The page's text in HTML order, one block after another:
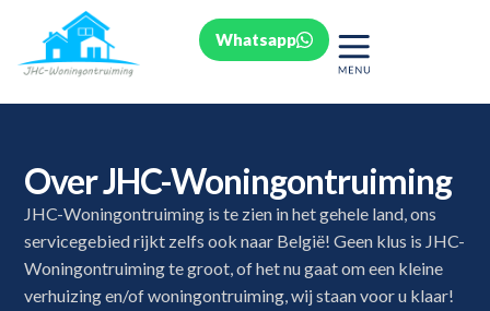
Whatsapp
Over JHC-Woningontruiming
JHC-Woningontruiming is te zien in het gehele land, ons
servicegebied rijkt zelfs ook naar België! Geen klus is JHC-
Woningontruiming te groot, of het nu gaat om een kleine
verhuizing en/of woningontruiming, wij staan voor u klaar!